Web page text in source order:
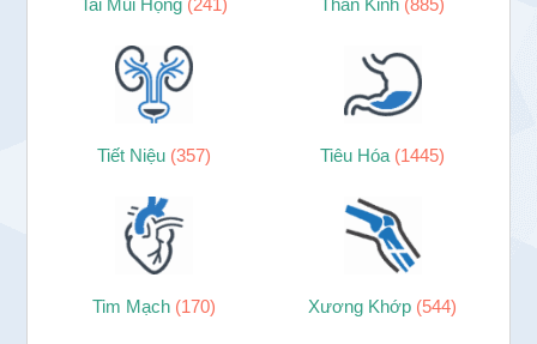
Tai Mũi Họng (241) Thần Kinh (885)
Tiết Niệu (357) Tiêu Hóa (1445)
Tim Mạch (170) Xương Khớp (544)